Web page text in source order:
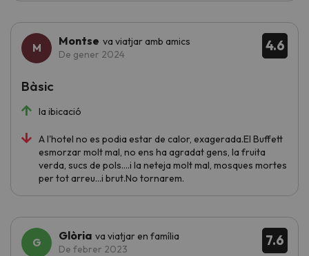
4.6
Montse va viatjar amb amics
De gener 2024
la ibicació
A l'hotel no es podia estar de calor, exagerada.El Buffett
esmorzar molt mal, no ens ha agradat gens, la fruita
verda, sucs de pols....i la neteja molt mal, mosques mortes
per tot arreu...i brut.No tornarem.
Bàsic
7.6
Glòria va viatjar en família
De febrer 2023